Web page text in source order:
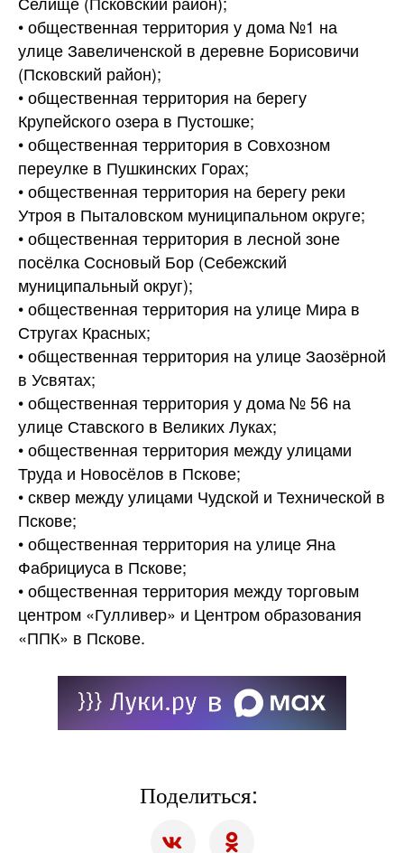
• общественная территория у дома №1 на
улице Завеличенской в деревне Борисовичи
(Псковский район);
• общественная территория на берегу
Крупейского озера в Пустошке;
• общественная территория в Совхозном
переулке в Пушкинских Горах;
• общественная территория на берегу реки
Утроя в Пыталовском муниципальном округе;
• общественная территория в лесной зоне
посёлка Сосновый Бор (Себежский
муниципальный округ);
• общественная территория на улице Мира в
Стругах Красных;
• общественная территория на улице Заозёрной
в Усвятах;
• общественная территория у дома № 56 на
улице Ставского в Великих Луках;
• общественная территория между улицами
Труда и Новосёлов в Пскове;
• сквер между улицами Чудской и Технической в
Пскове;
• общественная территория на улице Яна
Фабрициуса в Пскове;
• общественная территория между торговым
центром «Гулливер» и Центром образования
«ППК» в Пскове.
Поделиться: